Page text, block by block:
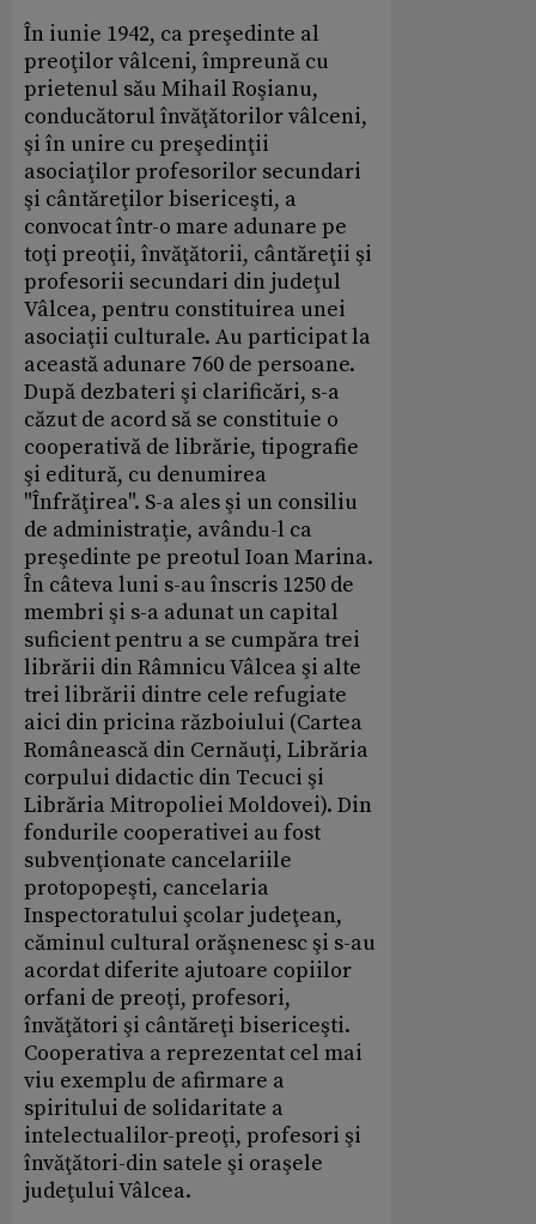
În iunie 1942, ca preşedinte al
preoţilor vâlceni, împreună cu
prietenul său Mihail Roşianu,
conducătorul învăţătorilor vâlceni,
şi în unire cu preşedinţii
asociaţilor profesorilor secundari
şi cântăreţilor bisericeşti, a
convocat într-o mare adunare pe
toţi preoţii, învăţătorii, cântăreţii şi
profesorii secundari din judeţul
Vâlcea, pentru constituirea unei
asociaţii culturale. Au participat la
această adunare 760 de persoane.
După dezbateri şi clarificări, s-a
căzut de acord să se constituie o
cooperativă de librărie, tipografie
şi editură, cu denumirea
"Înfrăţirea". S-a ales şi un consiliu
de administraţie, avându-l ca
preşedinte pe preotul Ioan Marina.
În câteva luni s-au înscris 1250 de
membri şi s-a adunat un capital
suficient pentru a se cumpăra trei
librării din Râmnicu Vâlcea şi alte
trei librării dintre cele refugiate
aici din pricina războiului (Cartea
Românească din Cernăuţi, Librăria
corpului didactic din Tecuci şi
Librăria Mitropoliei Moldovei). Din
fondurile cooperativei au fost
subvenţionate cancelariile
protopopeşti, cancelaria
Inspectoratului şcolar judeţean,
căminul cultural orăşnenesc şi s-au
acordat diferite ajutoare copiilor
orfani de preoţi, profesori,
învăţători şi cântăreţi bisericeşti.
Cooperativa a reprezentat cel mai
viu exemplu de afirmare a
spiritului de solidaritate a
intelectualilor-preoţi, profesori şi
învăţători-din satele şi oraşele
judeţului Vâlcea.